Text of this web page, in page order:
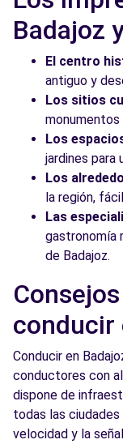
Badajoz
El centro
antiguo y
Los sitios
monumentos
Los
jardines para
Los
la región,
Las
gastronomía
de Badajoz.
conducir
Conducir en
conductores con
dispone de
todas las
velocidad y la